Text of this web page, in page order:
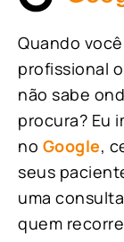
Quando
profissional
não sabe
procura? Eu
no Google,
seus
uma
quem